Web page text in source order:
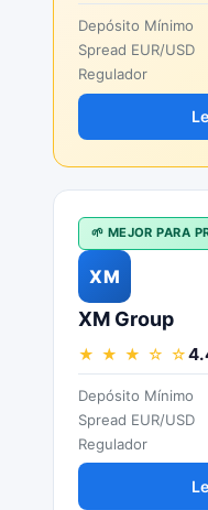
Depósito Mínimo
Spread EUR/USD
Regulador
🌱 MEJOR PARA
XM
XM Group
★ ★ ★ ☆ ☆
Depósito Mínimo
Spread EUR/USD
Regulador